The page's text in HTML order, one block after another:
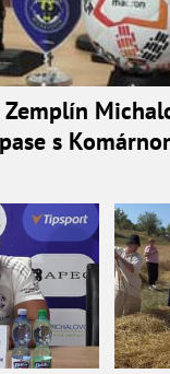
Zemplín
s